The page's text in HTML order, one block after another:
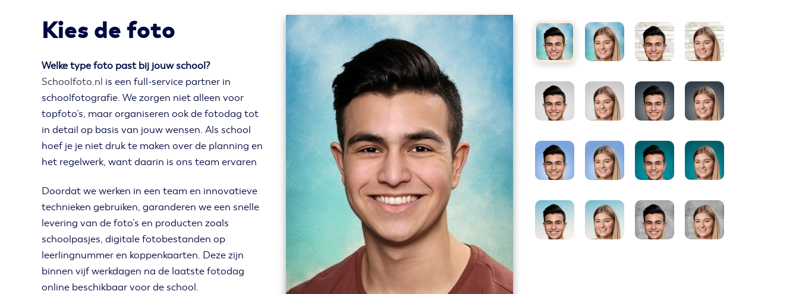
Kies de foto
Welke type foto past bij jouw school?
Schoolfoto.nl is een full-service partner in
schoolfotografie. We zorgen niet alleen voor
topfoto’s, maar organiseren ook de fotodag tot
in detail op basis van jouw wensen. Als school
hoef je je niet druk te maken over de planning en
het regelwerk, want daarin is ons team ervaren
Doordat we werken in een team en innovatieve
technieken gebruiken, garanderen we een snelle
levering van de foto’s en producten zoals
schoolpasjes, digitale fotobestanden op
leerlingnummer en koppenkaarten. Deze zijn
binnen vijf werkdagen na de laatste fotodag
online beschikbaar voor de school.